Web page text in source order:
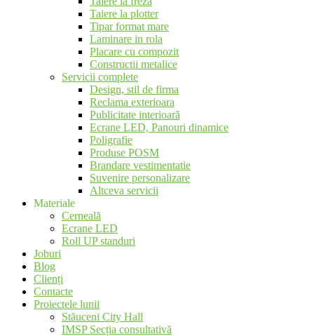
Taiere la plotter
Tipar format mare
Laminare in rola
Placare cu compozit
Constructii metalice
Servicii complete
Design, stil de firma
Reclama exterioara
Publicitate interioară
Ecrane LED, Panouri dinamice
Poligrafie
Produse POSM
Brandare vestimentatie
Suvenire personalizare
Altceva servicii
Materiale
Cerneală
Ecrane LED
Roll UP standuri
Joburi
Blog
Clienți
Contacte
Proiectele lunii
Stăuceni City Hall
IMSP Secția consultativă